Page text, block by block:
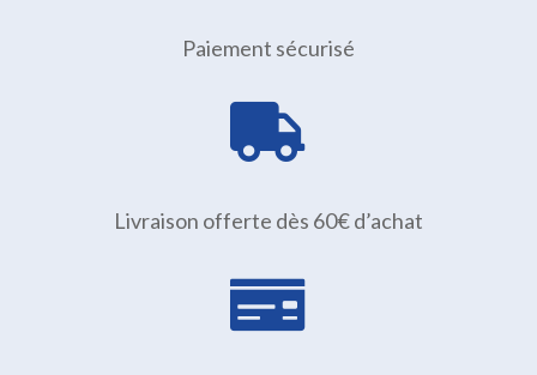
Paiement sécurisé

Livraison offerte dès 60€ d’achat
